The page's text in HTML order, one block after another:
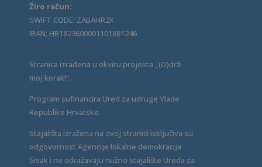
Žiro račun:
SWIFT CODE: ZABAHR2X
IBAN: HR1823600001101881246
Stranica izrađena u okviru projekta „(O)drži
moj korak!“.
Program sufinancira Ured za udruge Vlade
Republike Hrvatske.
Stajališta izražena na ovoj stranici isključiva su
odgovornost Agencije lokalne demokracije
Sisak i ne odražavaju nužno stajalište Ureda za